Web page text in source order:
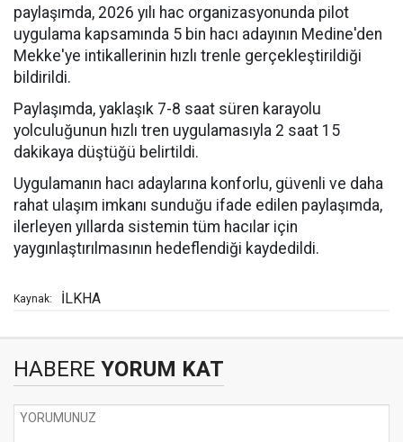
paylaşımda, 2026 yılı hac organizasyonunda pilot
uygulama kapsamında 5 bin hacı adayının Medine'den
Mekke'ye intikallerinin hızlı trenle gerçekleştirildiği
bildirildi.
Paylaşımda, yaklaşık 7-8 saat süren karayolu
yolculuğunun hızlı tren uygulamasıyla 2 saat 15
dakikaya düştüğü belirtildi.
Uygulamanın hacı adaylarına konforlu, güvenli ve daha
rahat ulaşım imkanı sunduğu ifade edilen paylaşımda,
ilerleyen yıllarda sistemin tüm hacılar için
yaygınlaştırılmasının hedeflendiği kaydedildi.
Kaynak: İLKHA
HABERE YORUM KAT